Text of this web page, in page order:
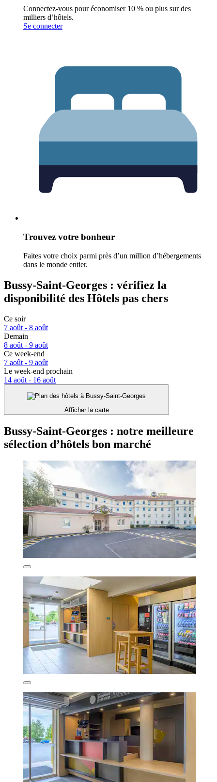
Connectez-vous pour économiser 10 % ou plus sur des
milliers d’hôtels.
Se connecter
Trouvez votre bonheur
Faites votre choix parmi près d’un million d’hébergements
dans le monde entier.
Bussy-Saint-Georges : vérifiez la
disponibilité des Hôtels pas chers
Ce soir
7 août - 8 août
Demain
8 août - 9 août
Ce week-end
7 août - 9 août
Le week-end prochain
14 août - 16 août
Afficher la carte
Bussy-Saint-Georges : notre meilleure
sélection d’hôtels bon marché